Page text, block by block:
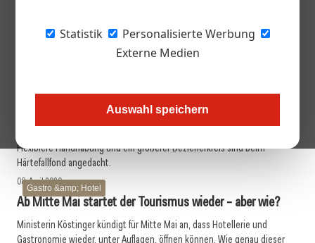
Statistik
Personalisierte Werbung
Externe Medien
Auswahl speichern
Neue Lockerungen: Sperrstunde um 1 Uhr
Regierung gibt Lockerungen Gastro-Sperrstunde auf 1.00 Uhr verlegt.
Härtefallfonds – Weitere Erleichterungen geplant
Flexiblere Handhabung und ein größerer Bezieherkreis sind beim
Härtefallfond angedacht.
Gastro &amp; Hotel
08. April 2020
Ab Mitte Mai startet der Tourismus wieder – aber wie?
Ministerin Köstinger kündigt für Mitte Mai an, dass Hotellerie und
Gastronomie wieder, unter Auflagen, öffnen können. Wie genau dieser